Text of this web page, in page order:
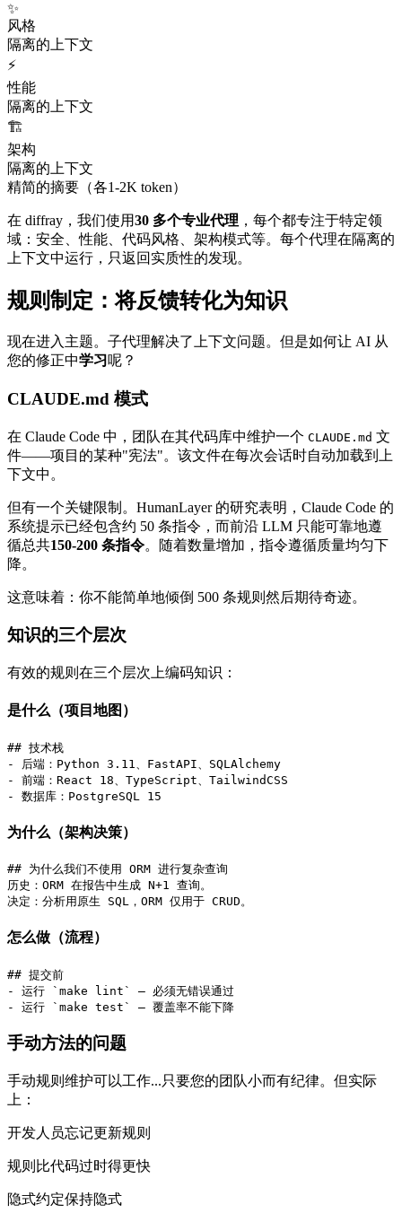
✨
风格
隔离的上下文
⚡
性能
隔离的上下文
🏗️
架构
隔离的上下文
精简的摘要 （各1-2K token）
在 diffray，我们使用30 多个专业代理 ，每个都专注于特定领
域：安全、性能、代码风格、架构模式等。每个代理在隔离的
上下文中运行，只返回实质性的发现。
规则制定：将反馈转化为知识
现在进入主题。子代理解决了上下文问题。但是如何让 AI 从
您的修正中学习 呢？
CLAUDE.md 模式
在 Claude Code 中，团队在其代码库中维护一个 CLAUDE.md 文
件——项目的某种"宪法"。该文件在每次会话时自动加载到上
下文中。
但有一个关键限制。HumanLayer 的研究表明，Claude Code 的
系统提示已经包含约 50 条指令，而前沿 LLM 只能可靠地遵
循总共150-200 条指令。随着数量增加，指令遵循质量均匀下
降。
这意味着：你不能简单地倾倒 500 条规则然后期待奇迹。
知识的三个层次
有效的规则在三个层次上编码知识：
是什么（项目地图）
## 技术栈
- 后端：Python 3.11、FastAPI、SQLAlchemy
- 前端：React 18、TypeScript、TailwindCSS
- 数据库：PostgreSQL 15
为什么（架构决策）
## 为什么我们不使用 ORM 进行复杂查询
历史：ORM 在报告中生成 N+1 查询。
决定：分析用原生 SQL，ORM 仅用于 CRUD。
怎么做（流程）
## 提交前
- 运行 `make lint` — 必须无错误通过
- 运行 `make test` — 覆盖率不能下降
手动方法的问题
手动规则维护可以工作...只要您的团队小而有纪律。但实际
上：
开发人员忘记更新规则
规则比代码过时得更快
隐式约定保持隐式